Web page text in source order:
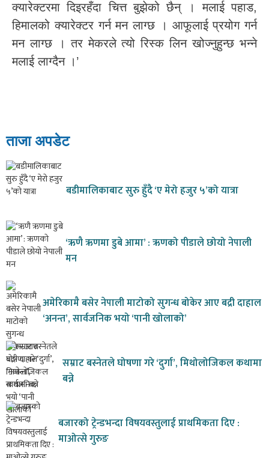
क्यारेक्टरमा दिइरहँदा चित्त बुझेको छैन् । मलाई पहाड,
हिमालको क्यारेक्टर गर्न मन लाग्छ । आफूलाई प्रयोग गर्न
मन लाग्छ । तर मेकरले त्यो रिस्क लिन खोज्नुहुन्छ भन्ने
मलाई लाग्दैन ।’
ताजा अपडेट
बडीमालिकाबाट सुरु हुँदै ‘ए मेरो हजुर ५’को यात्रा
‘ऋणै ऋणमा डुबे आमा’ : ऋणको पीडाले छोयो नेपाली
मन
अमेरिकामै बसेर नेपाली माटोको सुगन्ध बोकेर आए बद्री दाहाल
‘अनन्त’, सार्वजनिक भयो ‘पानी खोलाको’
सम्राट बस्नेतले घोषणा गरे ‘दुर्गा’, मिथोलोजिकल कथामा
बन्ने
बजारको ट्रेन्डभन्दा विषयवस्तुलाई प्राथमिकता दिए :
माओत्से गुरुङ